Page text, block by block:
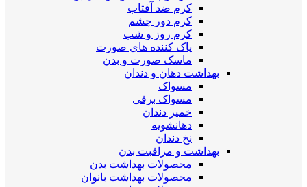
کرم ضد آفتاب
کرم دور چشم
کرم روز و شب
پاک کننده های صورت
ماسک صورت و بدن
بهداشت دهان و دندان
مسواک
مسواک برقی
خمیر دندان
دهانشویه
نخ دندان
بهداشت و مراقبت بدن
محصولات بهداشت بدن
محصولات بهداشت بانوان